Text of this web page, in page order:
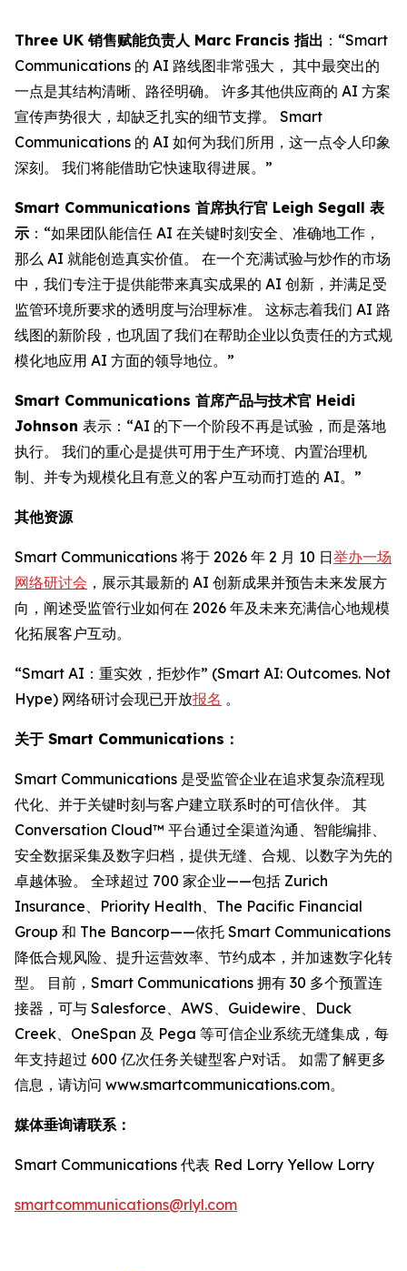
Three UK 销售赋能负责人 Marc Francis 指出 ：“Smart
Communications 的 AI 路线图非常强大， 其中最突出的
一点是其结构清晰、路径明确。 许多其他供应商的 AI 方案
宣传声势很大，却缺乏扎实的细节支撑。 Smart
Communications 的 AI 如何为我们所用，这一点令人印象
深刻。 我们将能借助它快速取得进展。”
Smart Communications 首席执行官 Leigh Segall 表
示 ：“如果团队能信任 AI 在关键时刻安全、准确地工作，
那么 AI 就能创造真实价值。 在一个充满试验与炒作的市场
中，我们专注于提供能带来真实成果的 AI 创新，并满足受
监管环境所要求的透明度与治理标准。 这标志着我们 AI 路
线图的新阶段，也巩固了我们在帮助企业以负责任的方式规
模化地应用 AI 方面的领导地位。”
Smart Communications 首席产品与技术官 Heidi
Johnson 表示：“AI 的下一个阶段不再是试验，而是落地
执行。 我们的重心是提供可用于生产环境、内置治理机
制、并专为规模化且有意义的客户互动而打造的 AI。”
其他资源
Smart Communications 将于 2026 年 2 月 10 日举办一场
网络研讨会 ，展示其最新的 AI 创新成果并预告未来发展方
向，阐述受监管行业如何在 2026 年及未来充满信心地规模
化拓展客户互动。
“Smart AI：重实效，拒炒作” (Smart AI: Outcomes. Not
Hype) 网络研讨会现已开放报名 。
关于 Smart Communications：
Smart Communications 是受监管企业在追求复杂流程现
代化、并于关键时刻与客户建立联系时的可信伙伴。 其
Conversation Cloud™ 平台通过全渠道沟通、智能编排、
安全数据采集及数字归档，提供无缝、合规、以数字为先的
卓越体验。 全球超过 700 家企业——包括 Zurich
Insurance、Priority Health、The Pacific Financial
Group 和 The Bancorp——依托 Smart Communications
降低合规风险、提升运营效率、节约成本，并加速数字化转
型。 目前，Smart Communications 拥有 30 多个预置连
接器，可与 Salesforce、AWS、Guidewire、Duck
Creek、OneSpan 及 Pega 等可信企业系统无缝集成，每
年支持超过 600 亿次任务关键型客户对话。 如需了解更多
信息，请访问 www.smartcommunications.com。
媒体垂询请联系：
Smart Communications 代表 Red Lorry Yellow Lorry
smartcommunications@rlyl.com